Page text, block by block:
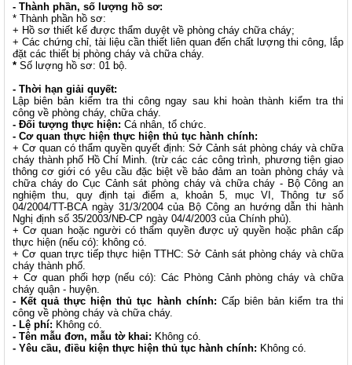
- Thành phần, số lượng hồ sơ:
* Thành phần hồ sơ:
+ Hồ sơ thiết kế được thẩm duyệt về phòng cháy chữa cháy;
+ Các chứng chỉ, tài liệu cần thiết liên quan đến chất lượng thi công, lắp
đặt các thiết bị phòng cháy và chữa cháy.
* Số lượng hồ sơ: 01 bộ.
- Thời hạn giải quyết:
Lập biên bản kiểm tra thi công ngay sau khi hoàn thành kiểm tra thi
công về phòng cháy, chữa cháy.
- Đối tượng thực hiện: Cá nhân, tổ chức.
- Cơ quan thực hiện thực hiện thủ tục hành chính:
+ Cơ quan có thẩm quyền quyết định: Sở Cảnh sát phòng cháy và chữa
cháy thành phố Hồ Chí Minh. (trừ các các công trình, phương tiện giao
thông cơ giới có yêu cầu đặc biệt về bảo đảm an toàn phòng cháy và
chữa cháy do Cục Cảnh sát phòng cháy và chữa cháy - Bộ Công an
nghiệm thu, quy định tại điểm a, khoản 5, mục VI, Thông tư số
04/2004/TT-BCA ngày 31/3/2004 của Bộ Công an hướng dẫn thi hành
Nghị định số 35/2003/NĐ-CP ngày 04/4/2003 của Chính phủ).
+ Cơ quan hoặc người có thẩm quyền được uỷ quyền hoặc phân cấp
thực hiện (nếu có): không có.
+ Cơ quan trực tiếp thực hiện TTHC: Sở Cảnh sát phòng cháy và chữa
cháy thành phố.
+ Cơ quan phối hợp (nếu có): Các Phòng Cảnh phòng cháy và chữa
cháy quận - huyện.
- Kết quả thực hiện thủ tục hành chính: Cấp biên bản kiểm tra thi
công về phòng cháy và chữa cháy.
- Lệ phí: Không có.
- Tên mẫu đơn, mẫu tờ khai: Không có.
- Yêu cầu, điều kiện thực hiện thủ tục hành chính: Không có.